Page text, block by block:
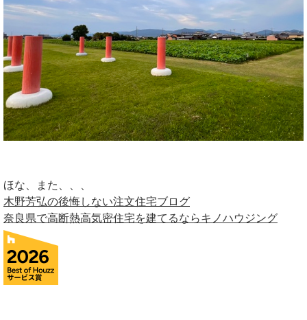
ほな、また、、、
木野芳弘の後悔しない注文住宅ブログ
奈良県で高断熱高気密住宅を建てるならキノハウジング